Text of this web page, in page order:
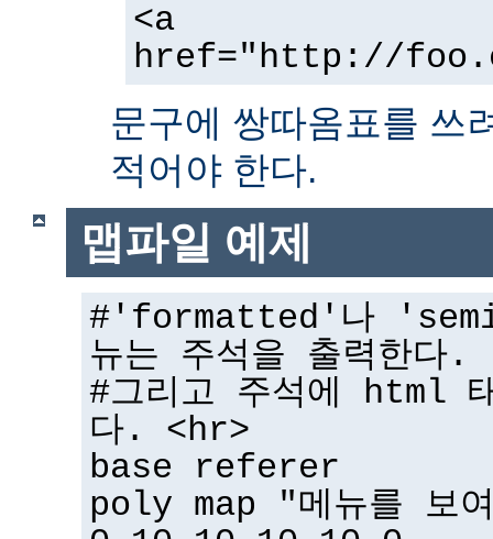
<a
href="http://
문구에 쌍따옴표를 쓰
적어야 한다.
맵파일 예제
#'formatted'나
뉴는 주석을 출력한다.
#그리고 주석에 html
다. <hr>
base referer
poly map "메뉴를 보